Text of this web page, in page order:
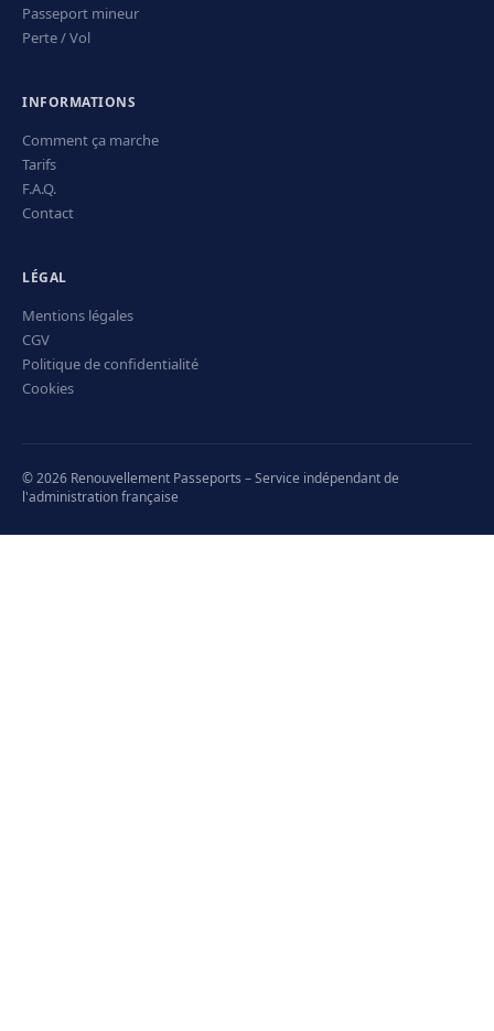
Passeport mineur
Perte / Vol
INFORMATIONS
Comment ça marche
Tarifs
F.A.Q.
Contact
LÉGAL
Mentions légales
CGV
Politique de confidentialité
Cookies
© 2026 Renouvellement Passeports – Service indépendant de
l'administration française